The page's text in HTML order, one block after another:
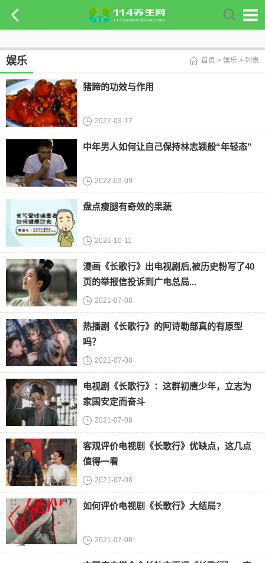
娱乐 首页 > 娱乐 > 列表
猪蹄的功效与作用
2022-03-17
中年男人如何让自己保持林志颖般“年轻态”
2022-03-09
盘点瘦腿有奇效的果蔬
2021-10-11
漫画《长歌行》出电视剧后,被历史粉写了40
页的举报信投诉到广电总局...
2021-07-08
热播剧《长歌行》的阿诗勒部真的有原型
吗？
2021-07-08
电视剧《长歌行》：这群初唐少年，立志为
家国安定而奋斗
2021-07-08
客观评价电视剧《长歌行》优缺点，这几点
值得一看
2021-07-08
如何评价电视剧《长歌行》大结局?
2021-07-08